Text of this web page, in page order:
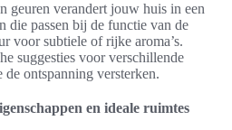
geuren verandert jouw huis in een
die passen bij de functie van de
voor subtiele of rijke aroma’s.
suggesties voor verschillende
ontspanning versterken.
en ideale ruimtes